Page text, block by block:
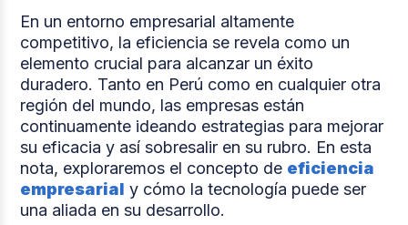
En un entorno empresarial altamente
competitivo, la eficiencia se revela como un
elemento crucial para alcanzar un éxito
duradero. Tanto en Perú como en cualquier otra
región del mundo, las empresas están
continuamente ideando estrategias para mejorar
su eficacia y así sobresalir en su rubro. En esta
nota, exploraremos el concepto de eficiencia
empresarial y cómo la tecnología puede ser
una aliada en su desarrollo.